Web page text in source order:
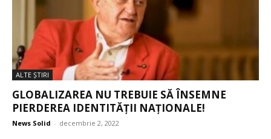
ALTE ŞTIRI
GLOBALIZAREA NU TREBUIE SĂ ÎNSEMNE
PIERDEREA IDENTITĂȚII NAȚIONALE!
News Solid - decembrie 2, 2022